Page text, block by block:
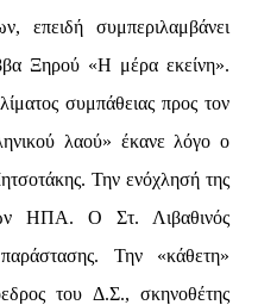
επειδή συμπεριλαμβάνει
Ξηρού «Η μέρα εκείνη».
συμπάθειας προς τον
λαού» έκανε λόγο ο
Την ενόχλησή της
ΗΠΑ. Ο Στ. Λιβαθινός
Την «κάθετη»
του Δ.Σ., σκηνοθέτης